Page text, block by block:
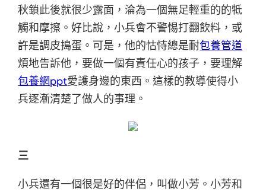
秋鎖此後就很少露面，淪為一個無足輕重的的牴
觸和摩擦。好比說，小兵會不警惕打翻飲料，或
許是調皮搗蛋。可是，他的怙恃總是耐包養管道
煩地告訴他，要做一個有責任心的孩子，要理解
包養網ppt愛護身邊的東西。這樣的教導使得小
兵逐漸清楚了做人的事理。
三
小兵還有一個很是好的伴侶，叫做小芳。小芳和